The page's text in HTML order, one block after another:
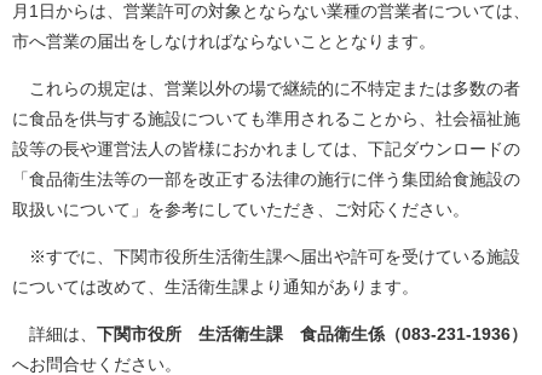
月1日からは、営業許可の対象とならない業種の営業者については、
市へ営業の届出をしなければならないこととなります。
これらの規定は、営業以外の場で継続的に不特定または多数の者
に食品を供与する施設についても準用されることから、社会福祉施
設等の長や運営法人の皆様におかれましては、下記ダウンロードの
「食品衛生法等の一部を改正する法律の施行に伴う集団給食施設の
取扱いについて」を参考にしていただき、ご対応ください。
※すでに、下関市役所生活衛生課へ届出や許可を受けている施設
については改めて、生活衛生課より通知があります。
詳細は、 下関市役所 生活衛生課 食品衛生係（083-231-1936）
へお問合せください。